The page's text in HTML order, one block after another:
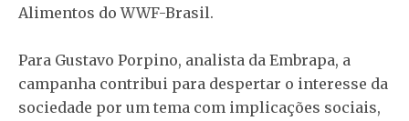
Alimentos do WWF-Brasil.
Para Gustavo Porpino, analista da Embrapa, a
campanha contribui para despertar o interesse da
sociedade por um tema com implicações sociais,